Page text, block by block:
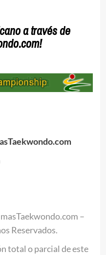
a través de
–
Reservados.
total o parcial de este